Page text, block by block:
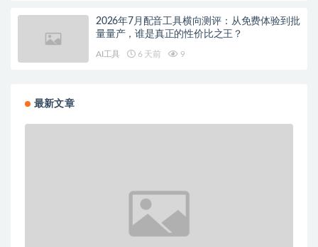
2026年7月配音工具横向测评：从免费体验到批
量量产，谁是真正的性价比之王？
AI工具 6 天前 9
最新文章